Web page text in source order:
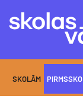
SKOLĀM